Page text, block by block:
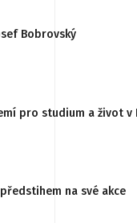
Bobrovský
pro studium a život v
na své akce